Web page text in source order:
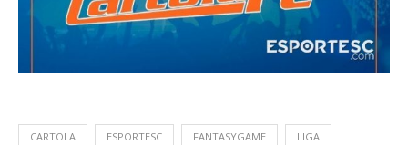
CARTOLA ESPORTESC FANTASYGAME LIGA